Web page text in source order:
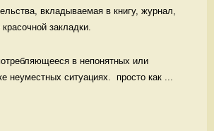
вкладываемая в книгу, журнал,
закладки.
в непонятных или
неуместных ситуациях.  просто как ...